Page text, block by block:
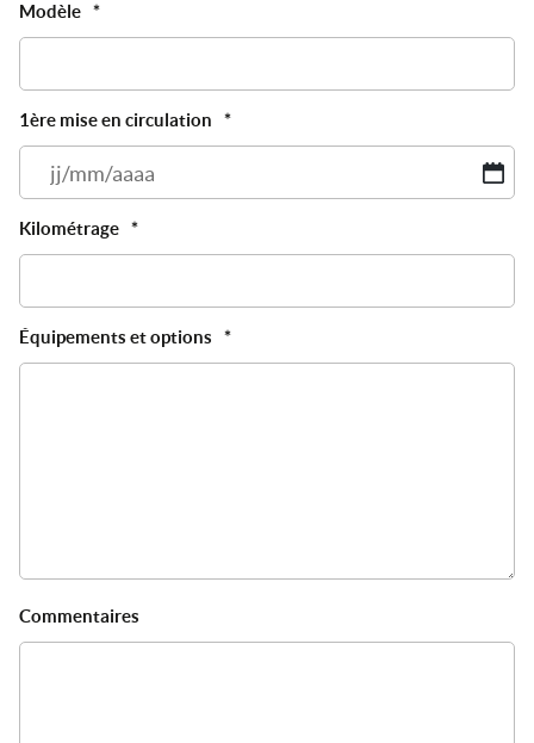
Modèle *
1ère mise en circulation
*
JJ
Kilométrage *
Équipements et options *
Commentaires